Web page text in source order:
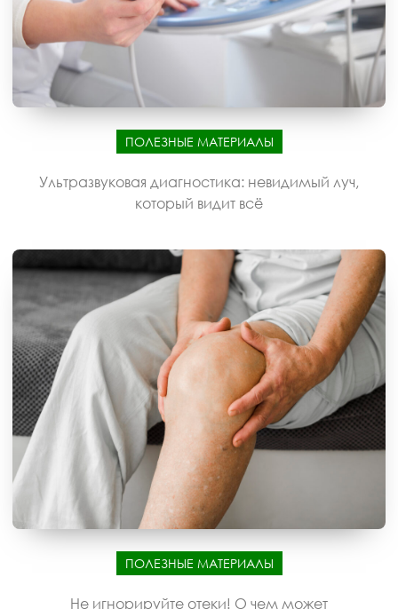
ПОЛЕЗНЫЕ МАТЕРИАЛЫ
Ультразвуковая диагностика: невидимый луч,
который видит всё
ПОЛЕЗНЫЕ МАТЕРИАЛЫ
Не игнорируйте отеки! О чем может